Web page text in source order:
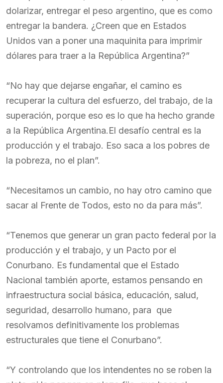
dolarizar, entregar el peso argentino, que es como
entregar la bandera. ¿Creen que en Estados
Unidos van a poner una maquinita para imprimir
dólares para traer a la República Argentina?”
“No hay que dejarse engañar, el camino es
recuperar la cultura del esfuerzo, del trabajo, de la
superación, porque eso es lo que ha hecho grande
a la República Argentina.El desafío central es la
producción y el trabajo. Eso saca a los pobres de
la pobreza, no el plan”.
“Necesitamos un cambio, no hay otro camino que
sacar al Frente de Todos, esto no da para más”.
“Tenemos que generar un gran pacto federal por la
producción y el trabajo, y un Pacto por el
Conurbano. Es fundamental que el Estado
Nacional también aporte, estamos pensando en
infraestructura social básica, educación, salud,
seguridad, desarrollo humano, para que
resolvamos definitivamente los problemas
estructurales que tiene el Conurbano”.
“Y controlando que los intendentes no se roben la